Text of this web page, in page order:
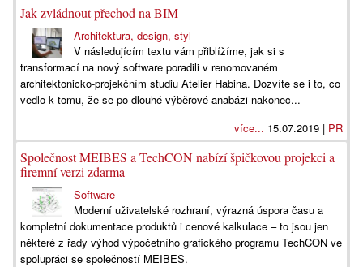
Jak zvládnout přechod na BIM
Architektura, design, styl
V následujícím textu vám přiblížíme, jak si s
transformací na nový software poradili v renomovaném
architektonicko-projekčním studiu Atelier Habina. Dozvíte se i to, co
vedlo k tomu, že se po dlouhé výběrové anabázi nakonec...
více... 15.07.2019 | PR
Společnost MEIBES a TechCON nabízí špičkovou projekci a
firemní verzi zdarma
Software
Moderní uživatelské rozhraní, výrazná úspora času a
kompletní dokumentace produktů i cenové kalkulace – to jsou jen
některé z řady výhod výpočetního grafického programu TechCON ve
spolupráci se společností MEIBES.